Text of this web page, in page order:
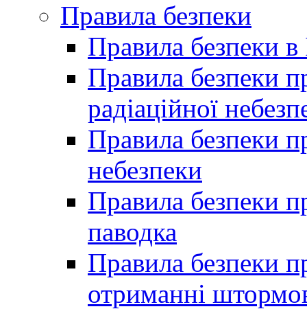
Правила безпеки
Правила безпеки в
Правила безпеки
радіаційної
Правила безпеки
небезпеки
Правила безпеки
паводка
Правила безпеки
отриманні